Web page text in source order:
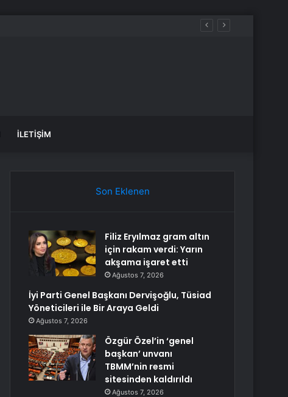
İLETIŞIM
Son Eklenen
Filiz Eryılmaz gram altın
için rakam verdi: Yarın
akşama işaret etti
Ağustos 7, 2026
İyi Parti Genel Başkanı Dervişoğlu, Tüsiad
Yöneticileri ile Bir Araya Geldi
Ağustos 7, 2026
Özgür Özel’in ‘genel
başkan’ unvanı
TBMM’nin resmi
sitesinden kaldırıldı
Ağustos 7, 2026